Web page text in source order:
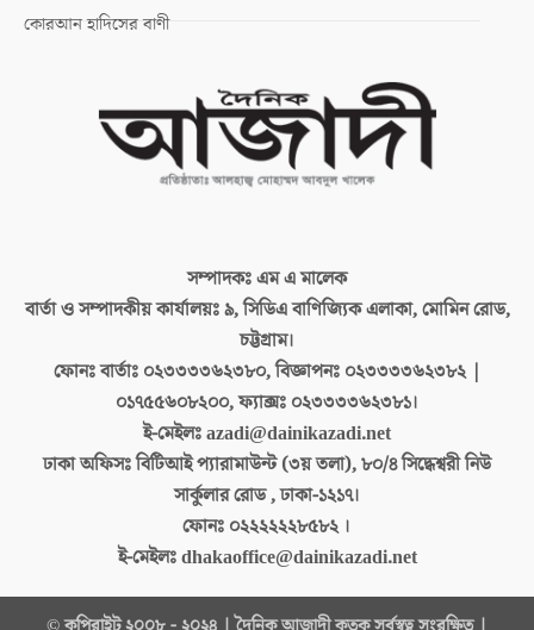
কোরআন হাদিসের বাণী
সম্পাদকঃএম এ মালেক
বার্তা ও সম্পাদকীয় কার্যালয়ঃ৯, সিডিএ বাণিজ্যিক এলাকা, মোমিন রোড,
চট্টগ্রাম।
ফোনঃ বার্তাঃ ০২৩৩৩৩৬২৩৮০, বিজ্ঞাপনঃ ০২৩৩৩৩৬২৩৮২ |
০১৭৫৫৬০৮২০০, ফ্যাক্সঃ ০২৩৩৩৩৬২৩৮১।
ই-মেইলঃazadi@dainikazadi.net
ঢাকা অফিসঃবিটিআই প্যারামাউন্ট (৩য় তলা), ৮০/৪ সিদ্ধেশ্বরী নিউ
সার্কুলার রোড , ঢাকা-১২১৭।
ফোনঃ ০২২২২২২৮৫৮২ ।
ই-মেইলঃdhakaoffice@dainikazadi.net